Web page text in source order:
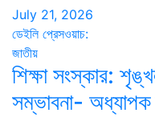
July 21, 2026
ডেইলি প্রেসওয়াচ:
জাতীয়
শিক্ষা সংস্কার:
সম্ভাবনা- অধ্যাপক